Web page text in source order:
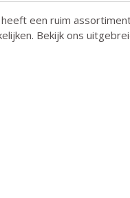
een ruim
Bekijk ons